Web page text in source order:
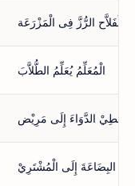
الْفَلاَّح الرُّزَّ فِى الْمَزْرَعَة
الْمُعَلِّمُ يُعَلِّمُ الطُّلاَّبَ
يُعْطِيْ الدَّوَاءَ إِلَى مَرِيْض
يَبِيْعُ البِضَاعَةَ إِلَى الْمُشْتَرِيْ